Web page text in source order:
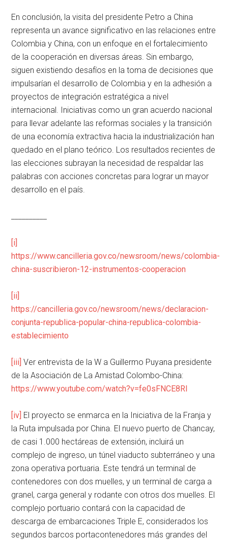
En conclusión, la visita del presidente Petro a China
representa un avance significativo en las relaciones entre
Colombia y China, con un enfoque en el fortalecimiento
de la cooperación en diversas áreas. Sin embargo,
siguen existiendo desafíos en la toma de decisiones que
impulsarían el desarrollo de Colombia y en la adhesión a
proyectos de integración estratégica a nivel
internacional. Iniciativas como un gran acuerdo nacional
para llevar adelante las reformas sociales y la transición
de una economía extractiva hacia la industrialización han
quedado en el plano teórico. Los resultados recientes de
las elecciones subrayan la necesidad de respaldar las
palabras con acciones concretas para lograr un mayor
desarrollo en el país.
[i]
https://www.cancilleria.gov.co/newsroom/news/colombia-
china-suscribieron-12-instrumentos-cooperacion
[ii]
https://cancilleria.gov.co/newsroom/news/declaracion-
conjunta-republica-popular-china-republica-colombia-
establecimiento
[iii] Ver entrevista de la W a Guillermo Puyana presidente
de la Asociación de La Amistad Colombo-China:
https://www.youtube.com/watch?v=fe0sFNCE8RI
[iv] El proyecto se enmarca en la Iniciativa de la Franja y
la Ruta impulsada por China. El nuevo puerto de Chancay,
de casi 1.000 hectáreas de extensión, incluirá un
complejo de ingreso, un túnel viaducto subterráneo y una
zona operativa portuaria. Este tendrá un terminal de
contenedores con dos muelles, y un terminal de carga a
granel, carga general y rodante con otros dos muelles. El
complejo portuario contará con la capacidad de
descarga de embarcaciones Triple E, considerados los
segundos barcos portacontenedores más grandes del